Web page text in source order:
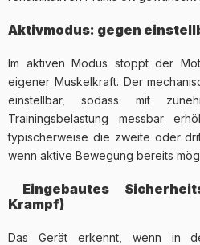
Aktivmodus: gegen
Im aktiven Modus stoppt der
eigener Muskelkraft. Der
einstellbar, sodass mit
Trainingsbelastung messbar
typischerweise die zweite oder
wenn aktive Bewegung bereits
Eingebautes
Krampf)
Das Gerät erkennt, wenn in